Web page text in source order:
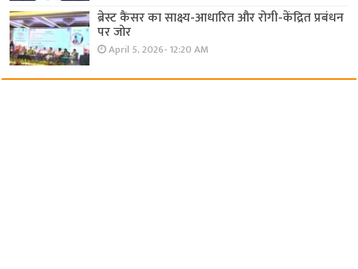
ब्रेस्ट कैंसर का साक्ष्य-आधारित और रोगी-केंद्रित प्रबंधन
पर जोर
April 5, 2026- 12:20 AM